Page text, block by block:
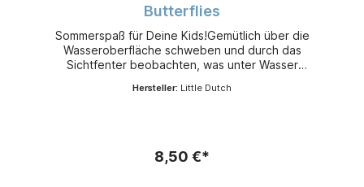
Butterflies
Sommerspaß für Deine Kids!Gemütlich über die
Wasseroberfläche schweben und durch das
Sichtfenter beobachten, was unter Wasser
Dutch sorgt für Urlaubsstimmung im eigenen
Hersteller: Little Dutch
8,50 €*